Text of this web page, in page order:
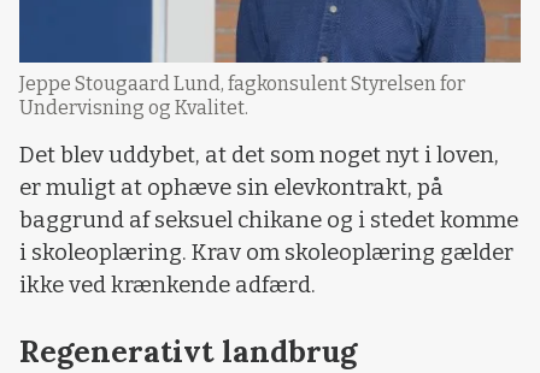
Jeppe Stougaard Lund, fagkonsulent Styrelsen for
Undervisning og Kvalitet.
Det blev uddybet, at det som noget nyt i loven,
er muligt at ophæve sin elevkontrakt, på
baggrund af seksuel chikane og i stedet komme
i skoleoplæring. Krav om skoleoplæring gælder
ikke ved krænkende adfærd.
Regenerativt landbrug